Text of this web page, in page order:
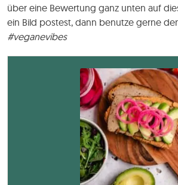
über eine Bewertung ganz unten auf
ein Bild postest, dann benutze gerne
#veganevibes